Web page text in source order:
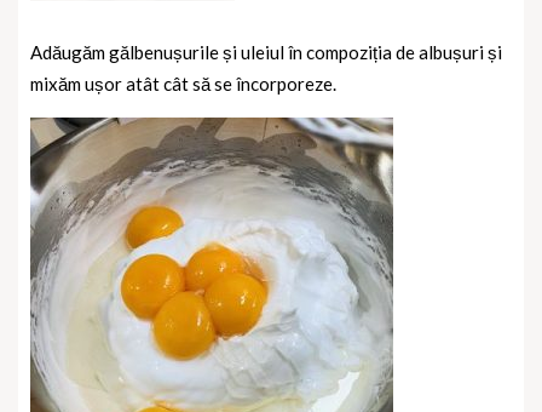
Adăugăm gălbenușurile și uleiul în compoziția de albușuri și
mixăm ușor atât cât să se încorporeze.